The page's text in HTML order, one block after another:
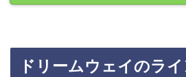
ドリームウェイのラ